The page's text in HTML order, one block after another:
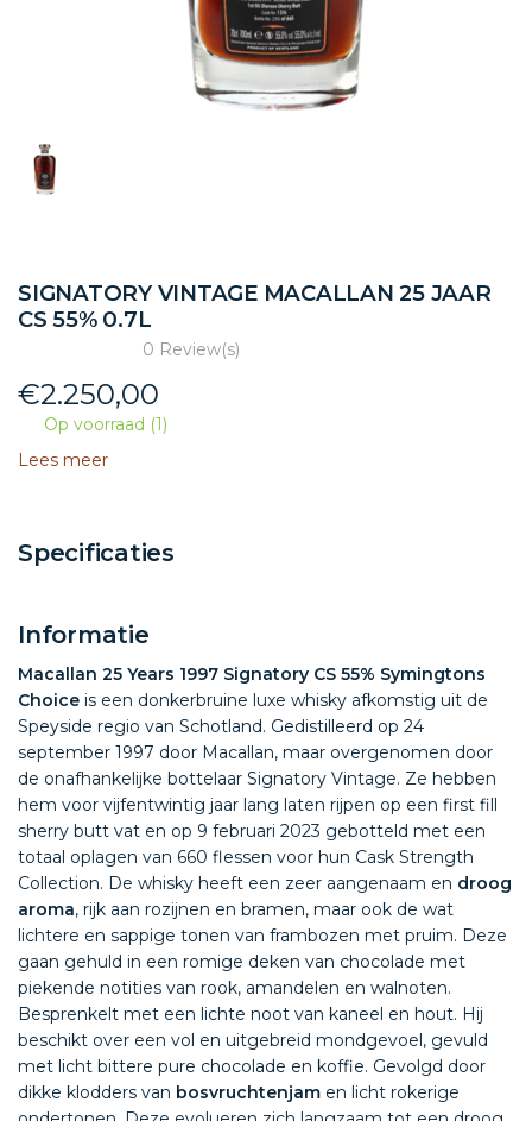
SIGNATORY VINTAGE MACALLAN 25 JAAR
CS 55% 0.7L
0 Review(s)
€2.250,00
Op voorraad (1)
Lees meer
Specificaties
Informatie
Macallan 25 Years 1997 Signatory CS 55% Symingtons
Choice is een donkerbruine luxe whisky afkomstig uit de
Speyside regio van Schotland. Gedistilleerd op 24
september 1997 door Macallan, maar overgenomen door
de onafhankelijke bottelaar Signatory Vintage. Ze hebben
hem voor vijfentwintig jaar lang laten rijpen op een first fill
sherry butt vat en op 9 februari 2023 gebotteld met een
totaal oplagen van 660 flessen voor hun Cask Strength
Collection. De whisky heeft een zeer aangenaam en droog
aroma, rijk aan rozijnen en bramen, maar ook de wat
lichtere en sappige tonen van frambozen met pruim. Deze
gaan gehuld in een romige deken van chocolade met
piekende notities van rook, amandelen en walnoten.
Besprenkelt met een lichte noot van kaneel en hout. Hij
beschikt over een vol en uitgebreid mondgevoel, gevuld
met licht bittere pure chocolade en koffie. Gevolgd door
dikke klodders van bosvruchtenjam en licht rokerige